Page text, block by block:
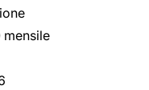
mensile